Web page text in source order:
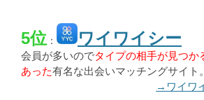
5位 ： ワイワイシー
会員が多いのでタイプの相手が見つか
あった有名な出会いマッチングサイト。
→ワイワ